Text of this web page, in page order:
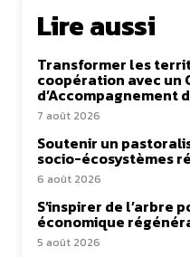
Lire aussi
Transformer les
coopération avec un
d’Accompagnement
7 août 2026
Soutenir un
socio-écosystèmes
6 août 2026
S’inspirer de l’arbre
économique
5 août 2026